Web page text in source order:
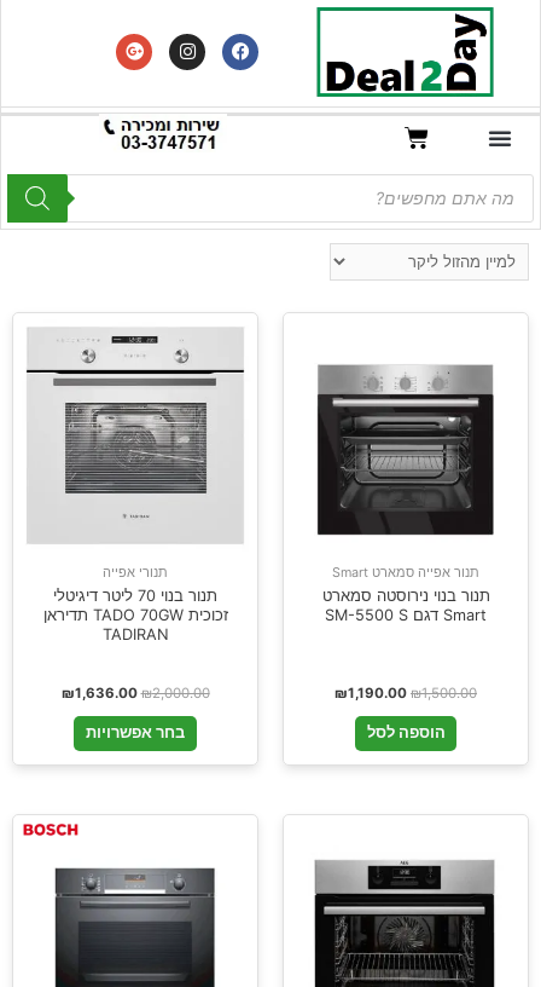
תנור אפייה סמארט Smart
תנור בנוי נירוסטה סמארט
Smart דגם SM-5500 S
₪1,500.00
₪1,190.00
הוספה לסל
תנורי אפייה
תנור בנוי 70 ליטר דיגיטלי
זכוכית TADO 70GW תדיראן
TADIRAN
₪2,000.00
₪1,636.00
בחר אפשרויות